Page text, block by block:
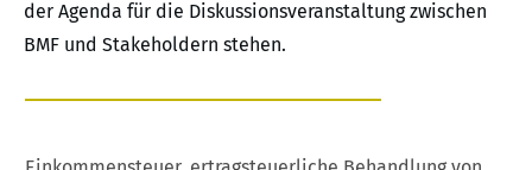
der Agenda für die Diskussionsveranstaltung zwischen
BMF und Stakeholdern stehen.